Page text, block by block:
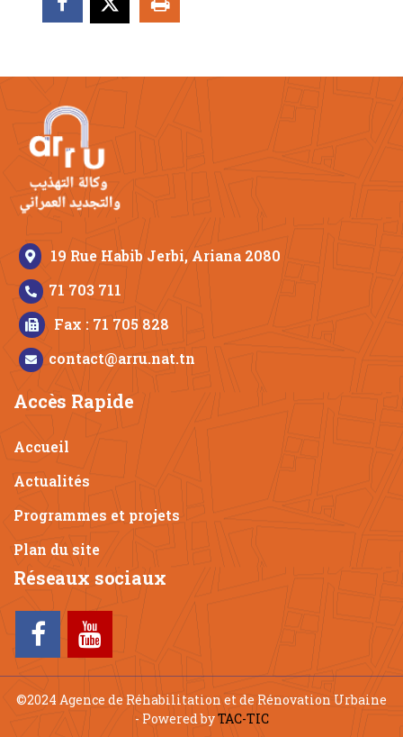
19 Rue Habib Jerbi, Ariana 2080
71 703 711
Fax : 71 705 828
contact@arru.nat.tn
Accès Rapide
Accueil
Actualités
Programmes et projets
Plan du site
Réseaux sociaux
©2024 Agence de Réhabilitation et de Rénovation Urbaine
- Powered byTAC-TIC